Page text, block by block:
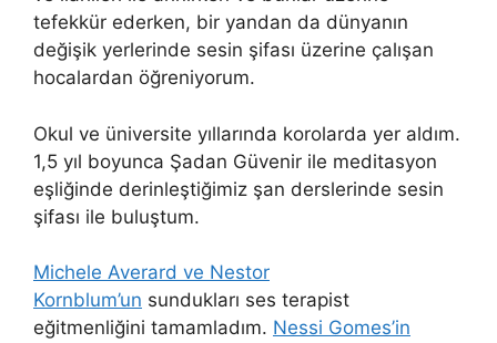
tefekkür ederken, bir yandan da dünyanın
değişik yerlerinde sesin şifası üzerine çalışan
hocalardan öğreniyorum.
Okul ve üniversite yıllarında korolarda yer aldım.
1,5 yıl boyunca Şadan Güvenir ile meditasyon
eşliğinde derinleştiğimiz şan derslerinde sesin
şifası ile buluştum.
Michele Averard ve Nestor
Kornblum’un sundukları ses terapist
eğitmenliğini tamamladım. Nessi Gomes’in